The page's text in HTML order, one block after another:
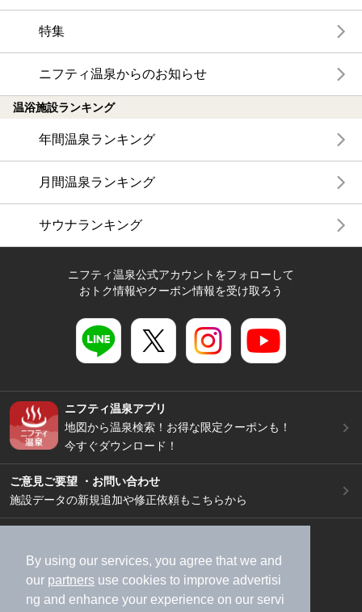
By using our services, you agree that we and
our partners use cookies to improve advertisi
ng and enhance your experience on our servi
特集
ニフティ温泉からのお知らせ
温浴施設ランキング
年間温泉ランキング
月間温泉ランキング
サウナランキング
ニフティ温泉公式アカウントをフォローして
おトク情報やクーポン情報を受け取ろう
ニフティ温泉アプリ
地図から温泉検索！お得な限定クーポンも！
今すぐダウンロード！
ご意見ご要望 ・お問い合わせ
施設データの新規追加や修正依頼もこちらから
加盟店募集（資料請求）
広告出稿のご案内
利用規約
ライフスタイルMEMBERS+規約
特定商取引法に基づく表記
ヘルプ 採用情報